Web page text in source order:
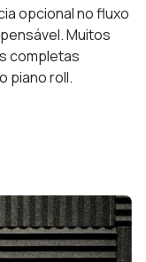
opcional no fluxo
Muitos
completas
piano roll.